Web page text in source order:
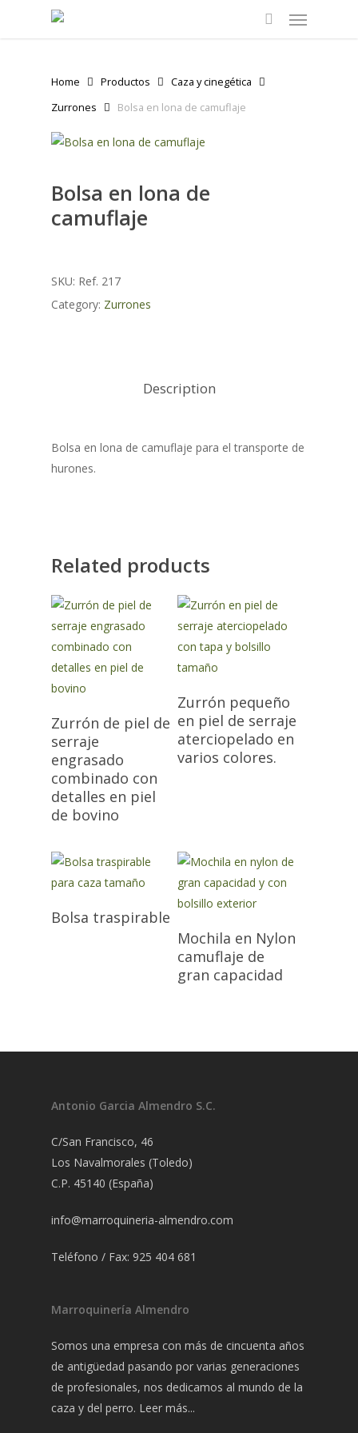
Menu
Home Productos
Caza y cinegética
Zurrones
Bolsa en lona de camuflaje
Bolsa en lona de
camuflaje
SKU: Ref. 217
Category: Zurrones
Description
Bolsa en lona de camuflaje para el transporte de
hurones.
Related products
Zurrón de piel de
serraje
engrasado
combinado con
detalles en piel
de bovino
Zurrón pequeño
en piel de serraje
aterciopelado en
varios colores.
Bolsa traspirable
Mochila en Nylon
camuflaje de
gran capacidad
Antonio Garcia Almendro S.C.
C/San Francisco, 46
Los Navalmorales (Toledo)
C.P. 45140 (España)
info@marroquineria-almendro.com
Teléfono / Fax: 925 404 681
Marroquinería Almendro
Somos una empresa con más de cincuenta años
de antigüedad pasando por varias generaciones
de profesionales, nos dedicamos al mundo de la
caza y del perro. Leer más...